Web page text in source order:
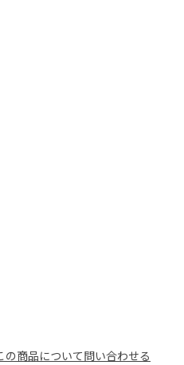
の商品について問い合わせる